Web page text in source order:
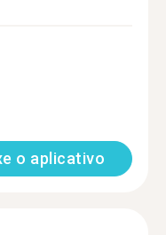
o aplicativo